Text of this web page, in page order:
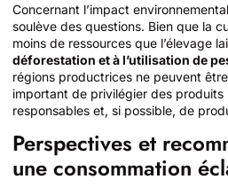
Concernant l’impact
soulève des questions. Bien que la
moins de ressources que l’élevage
déforestation et à l’utilisation de
régions productrices ne peuvent
important de privilégier des produits
responsables et, si possible, de
Perspectives et
une consommation